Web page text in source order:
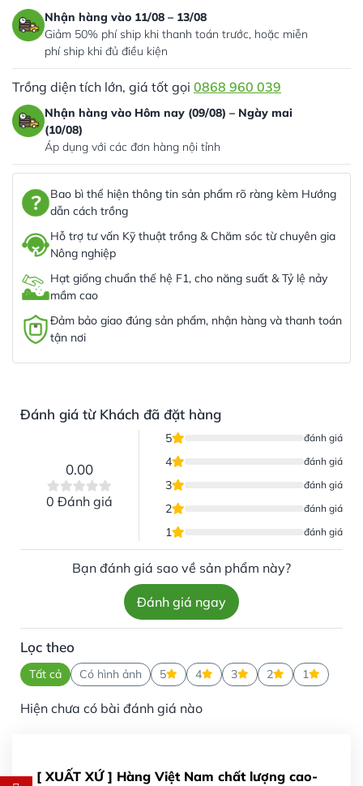
Nhận hàng vào 11/08 – 13/08
Giảm 50% phí ship khi thanh toán trước, hoặc miễn
phí ship khi đủ điều kiện
Trồng diện tích lớn, giá tốt gọi 0868 960 039
Nhận hàng vào Hôm nay (09/08) – Ngày mai
(10/08)
Áp dụng với các đơn hàng nội tỉnh
Bao bì thể hiện thông tin sản phẩm rõ ràng kèm Hướng
dẫn cách trồng
Hỗ trợ tư vấn Kỹ thuật trồng & Chăm sóc từ chuyên gia
Nông nghiệp
Hạt giống chuẩn thế hệ F1, cho năng suất & Tỷ lệ nảy
mầm cao
Đảm bảo giao đúng sản phẩm, nhận hàng và thanh toán
tận nơi
Đánh giá từ Khách đã đặt hàng
0.00
0 Đánh giá
5 đánh giá
4 đánh giá
3 đánh giá
2 đánh giá
1 đánh giá
Bạn đánh giá sao về sản phẩm này?
Đánh giá ngay
Lọc theo
Tất cả Có hình ảnh 5 4 3 2 1
Hiện chưa có bài đánh giá nào
[ XUẤT XỨ ] Hàng Việt Nam chất lượng cao-